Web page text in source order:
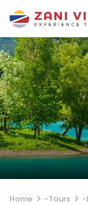
Home -Tours -